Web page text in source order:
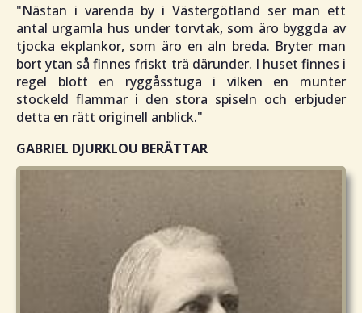
"Nästan i varenda by i Västergötland ser man ett
antal urgamla hus under torvtak, som äro byggda av
tjocka ekplankor, som äro en aln breda. Bryter man
bort ytan så finnes friskt trä därunder. I huset finnes i
regel blott en ryggåsstuga i vilken en munter
stockeld flammar i den stora spiseln och erbjuder
detta en rätt originell anblick."
GABRIEL DJURKLOU BERÄTTAR